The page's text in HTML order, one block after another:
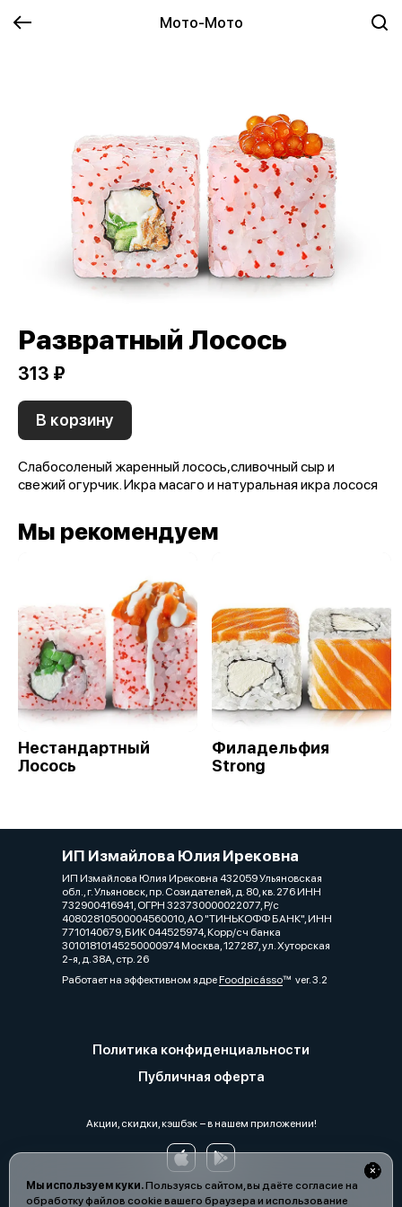
Мото-Мото
Мы используем куки.Пользуясь сайтом, вы даёте согласие на
обработку файлов cookie вашего браузера и использование
Развратный Лосось
313 ₽
В корзину
Слабосоленый жаренный лосось,сливочный сыр и
свежий огурчик. Икра масаго и натуральная икра лосося
Мы рекомендуем
Нестандартный
Лосось
Филадельфия
Strong
ИП Измайлова Юлия Ирековна
ИП Измайлова Юлия Ирековна 432059 Ульяновская
обл., г. Ульяновск, пр. Созидателей, д. 80, кв. 276 ИНН
732900416941, ОГРН 323730000022077, Р/с
40802810500004560010, АО "ТИНЬКОФФ БАНК", ИНН
7710140679, БИК 044525974, Корр/сч банка
30101810145250000974 Москва, 127287, ул. Хуторская
2-я, д. 38А, стр. 26
Работает на эффективном ядреFoodpicássover. 3.2
Политика конфиденциальности
Публичная оферта
Акции, скидки, кэшбэк − в нашем приложении!